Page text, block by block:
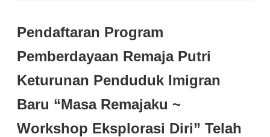
Pendaftaran Program
Pemberdayaan Remaja Putri
Keturunan Penduduk Imigran
Baru “Masa Remajaku ~
Workshop Eksplorasi Diri” Telah